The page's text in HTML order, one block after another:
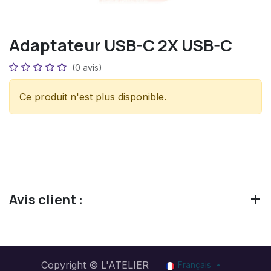
Adaptateur USB-C 2X USB-C
(0 avis)
Ce produit n'est plus disponible.
Avis client :
Copyright © L'ATELIER Français